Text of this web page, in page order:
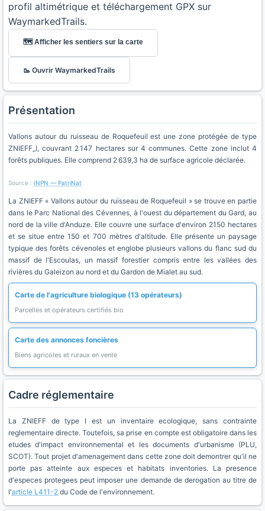
profil altimétrique et téléchargement GPX sur
WaymarkedTrails.
🗺️ Afficher les sentiers sur la carte
🥾 Ouvrir WaymarkedTrails
Présentation
Vallons autour du ruisseau de Roquefeuil est une zone protégée de type
ZNIEFF_I, couvrant 2 147 hectares sur 4 communes. Cette zone inclut 4
forêts publiques. Elle comprend 2 639,3 ha de surface agricole déclarée.
Source : INPN — PatriNat
La ZNIEFF « Vallons autour du ruisseau de Roquefeuil » se trouve en partie
dans le Parc National des Cévennes, à l'ouest du département du Gard, au
nord de la ville d'Anduze. Elle couvre une surface d'environ 2150 hectares
et se situe entre 150 et 700 mètres d'altitude. Elle présente un paysage
typique des forêts cévenoles et englobe plusieurs vallons du flanc sud du
massif de l'Escoulas, un massif forestier compris entre les vallées des
rivières du Galeizon au nord et du Gardon de Mialet au sud.
Carte de l'agriculture biologique (13 opérateurs)
Parcelles et opérateurs certifiés bio
Carte des annonces foncières
Biens agricoles et ruraux en vente
Cadre réglementaire
La ZNIEFF de type I est un inventaire ecologique, sans contrainte
reglementaire directe. Toutefois, sa prise en compte est obligatoire dans les
etudes d'impact environnemental et les documents d'urbanisme (PLU,
SCOT). Tout projet d'amenagement dans cette zone doit demontrer qu'il ne
porte pas atteinte aux especes et habitats inventories. La presence
d'especes protegees peut imposer une demande de derogation au titre de
l'article L411-2 du Code de l'environnement.